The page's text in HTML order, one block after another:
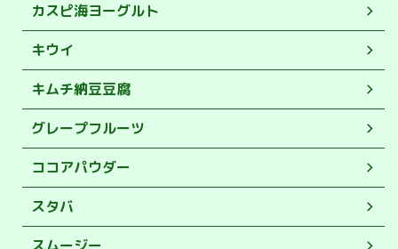
カスピ海ヨーグルト
キウイ
キムチ納豆豆腐
グレープフルーツ
ココアパウダー
スタバ